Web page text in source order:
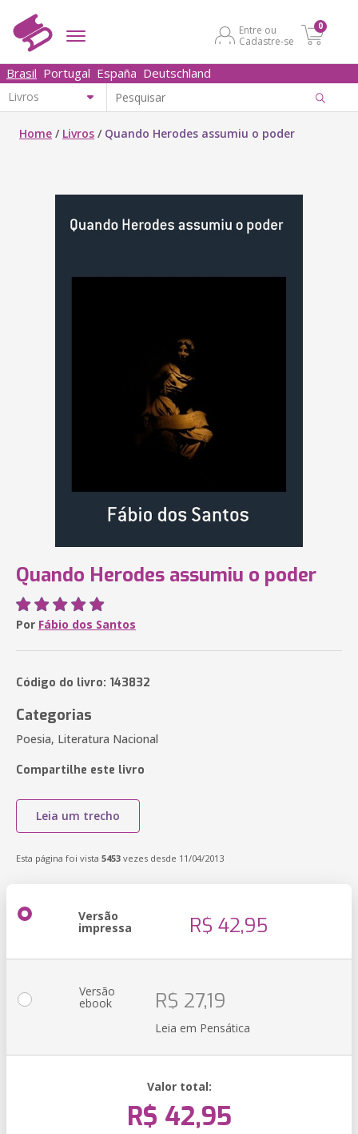
Entre ou
Cadastre-se
0
Brasil Portugal España Deutschland
Home / Livros / Quando Herodes assumiu o poder
Quando Herodes assumiu o poder
Por Fábio dos Santos
Código do livro: 143832
Categorias
Poesia, Literatura Nacional
Compartilhe este livro
Leia um trecho
Esta página foi vista 5453 vezes desde 11/04/2013
Versão
impressa R$ 42,95
Versão
ebook R$ 27,19
Leia em Pensática
Valor total:
R$ 42,95